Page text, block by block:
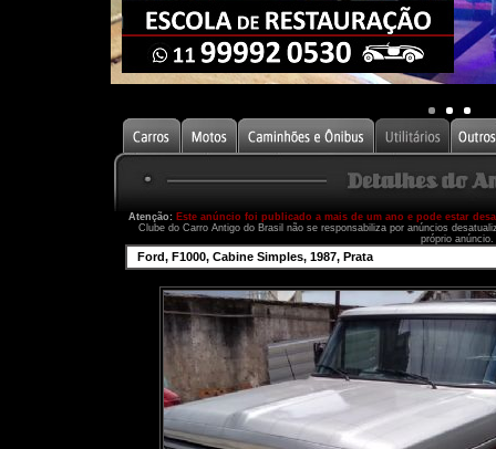
Atenção: Este anúncio foi publicado a mais de um ano e pode estar
Clube do Carro Antigo do Brasil não se responsabiliza por anúncios
próprio anúncio.
Ford, F1000, Cabine Simples, 1987, Prata